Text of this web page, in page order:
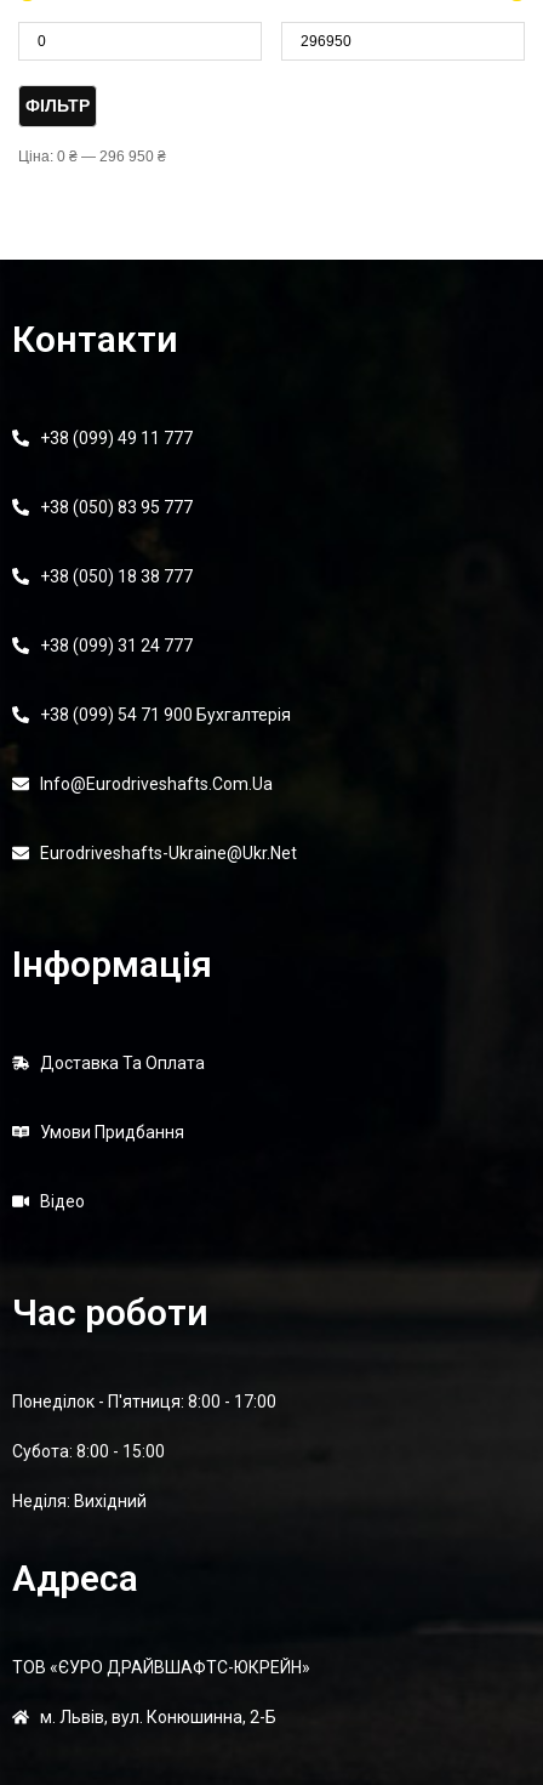
ФІЛЬТР
Ціна: 0 ₴ — 296 950 ₴
Контакти
+38 (099) 49 11 777
+38 (050) 83 95 777
+38 (050) 18 38 777
+38 (099) 31 24 777
+38 (099) 54 71 900 Бухгалтерія
Info@eurodriveshafts.com.ua
Eurodriveshafts-Ukraine@ukr.net
Інформація
Доставка Та Оплата
Умови Придбання
Відео
Час роботи
Понеділок - П'ятниця: 8:00 - 17:00
Суботa: 8:00 - 15:00
Неділя: Вихідний
Адреса
ТОВ «ЄУРО ДРАЙВШАФТC-ЮКРЕЙН»
м. Львів, вул. Конюшинна, 2-Б